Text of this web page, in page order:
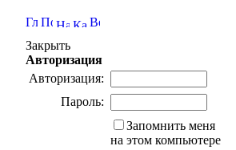
Закрыть
Авторизация
Авторизация:
Пароль:
Запомнить меня
на этом компьютере